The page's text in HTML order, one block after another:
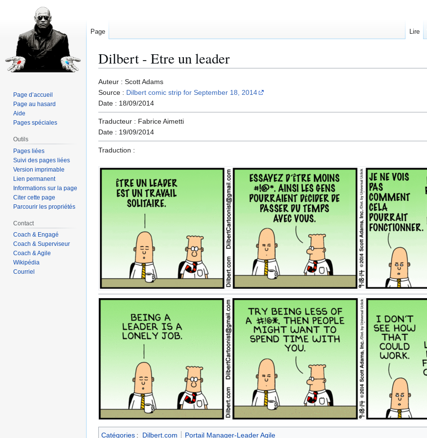
Dilbert - Etre un leader
Aller
à
la
navigation
Aller
à
la
recherche
Auteur : Scott Adams
Source : Dilbert comic strip for September 18, 2014
Date : 18/09/2014
Traducteur : Fabrice Aimetti
Date : 19/09/2014
Traduction :
Catégories : Dilbert.com Portail Manager-Leader Agile
Page Lire
Page d’accueil
Page au hasard
Aide
Pages spéciales
Outils
Pages liées
Suivi des pages liées
Version imprimable
Lien permanent
Informations sur la page
Citer cette page
Parcourir les propriétés
Contact
Coach & Engagé
Coach & Superviseur
Coach & Agile
Wikipédia
Courriel